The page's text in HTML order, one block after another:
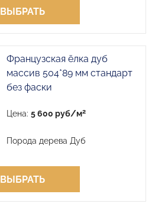
ВЫБРАТЬ
Французская ёлка дуб
массив 504*89 мм стандарт
без фаски
Цена:5 600 руб/м2
Порода дерева Дуб
ВЫБРАТЬ